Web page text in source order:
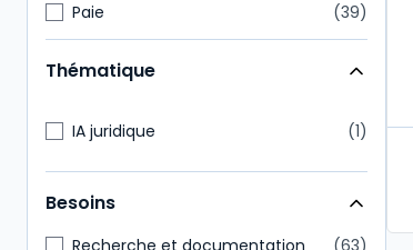
Paie
39
Étudiants
34
Enseignants
33
Commissaire aux comptes
25
Direction générale
24
Représentant du personnel
22
Thématique
IA juridique 1
Besoins
Recherche et documentation
63